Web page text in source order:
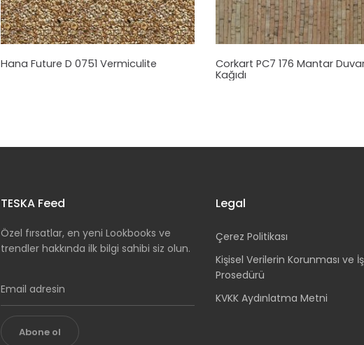
Hana Future D 0751 Vermiculite Corkart PC7 176 Mantar
Kağıdı
TESKA Feed
Özel fırsatlar, en yeni Lookbooks ve
trendler hakkında ilk bilgi sahibi siz olun.
Abone ol
Legal
Çerez Politikası
Kişisel Verilerin Korunması ve
Prosedürü
KVKK Aydınlatma Metni